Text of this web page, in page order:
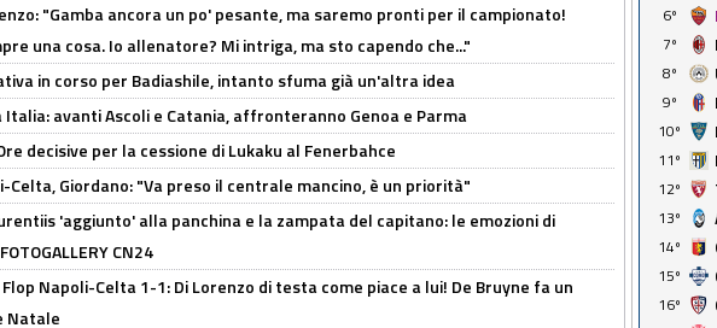
"Gamba ancora un po' pesante, ma saremo pronti per il campionato!
una cosa. Io allenatore? Mi intriga, ma sto capendo che..."
in corso per Badiashile, intanto sfuma già un'altra idea
Italia: avanti Ascoli e Catania, affronteranno Genoa e Parma
decisive per la cessione di Lukaku al Fenerbahce
Celta, Giordano: "Va preso il centrale mancino, è un priorità"
'aggiunto' alla panchina e la zampata del capitano: le emozioni di
CN24
Napoli-Celta 1-1: Di Lorenzo di testa come piace a lui! De Bruyne fa un
Natale
6º
7º
8º
9º
10º
11º
12º
13º
14º
15º
16º